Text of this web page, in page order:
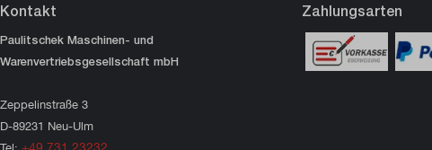
Kontakt
Paulitschek Maschinen- und
Warenvertriebsgesellschaft mbH
Zeppelinstraße 3
D-89231 Neu-Ulm
Zahlungsarten